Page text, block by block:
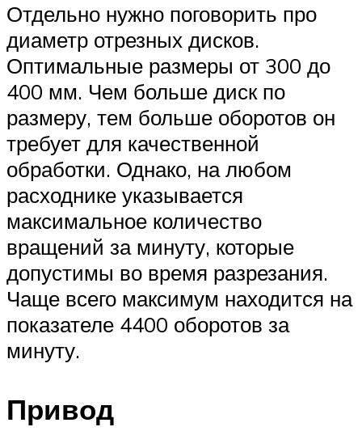
Отдельно нужно поговорить про
диаметр отрезных дисков.
Оптимальные размеры от 300 до
400 мм. Чем больше диск по
размеру, тем больше оборотов он
требует для качественной
обработки. Однако, на любом
расходнике указывается
максимальное количество
вращений за минуту, которые
допустимы во время разрезания.
Чаще всего максимум находится на
показателе 4400 оборотов за
минуту.
Привод